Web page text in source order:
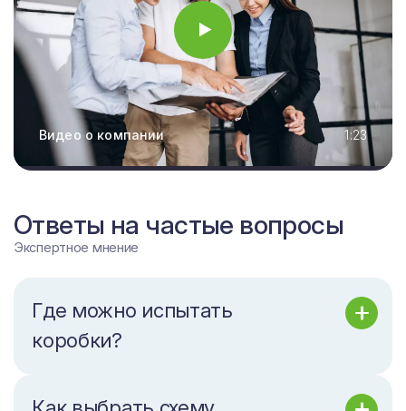
Видео о компании 1:23
Ответы на частые вопросы
Экспертное мнение
Где можно испытать
коробки?